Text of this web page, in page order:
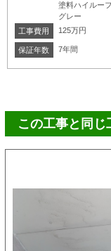
塗料ハイルー
グレー
工事費用
125万円
保証年数 7年間
この工事と同